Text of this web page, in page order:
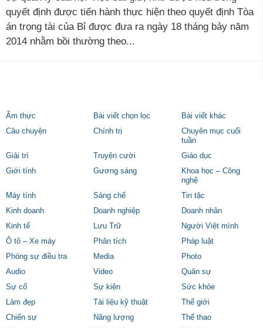
quyết định được tiến hành thực hiện theo quyết định Tòa
án trọng tài của Bỉ được đưa ra ngày 18 tháng bảy năm
2014 nhằm bồi thường theo...
Ẩm thực Bài viết chọn lọc
Bài viết khác
Câu chuyện
Chính trị
Chuyên mục cuối
tuần
Giải trí
Truyện cười
Giáo dục
Giới tính
Gương sáng
Khoa học – Công
nghệ
Máy tính
Sáng chế
Tin tặc
Kinh doanh
Doanh nghiệp
Doanh nhân
Kinh tế
Lưu Trữ
Người Việt mình
Ô tô – Xe máy
Phân tích
Pháp luật
Phóng sự điều tra
Media
Photo
Audio
Video
Quân sự
Sự cố
Sự kiện
Sức khỏe
Làm đẹp
Tài liệu kỹ thuật
Thế giới
Chiến sự
Năng lượng
Thể thao